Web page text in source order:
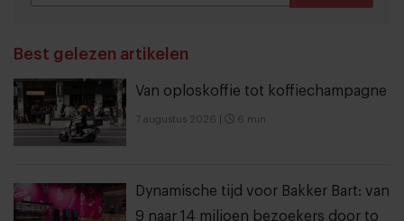
Best gelezen artikelen
Van oploskoffie tot koffiechampagne
7 augustus 2026 6 min
Dynamische tijd voor Bakker Bart: van
9 naar 14 miljoen bezoekers door to